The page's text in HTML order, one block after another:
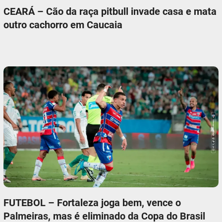
CEARÁ – Cão da raça pitbull invade casa e mata
outro cachorro em Caucaia
FUTEBOL – Fortaleza joga bem, vence o
Palmeiras, mas é eliminado da Copa do Brasil